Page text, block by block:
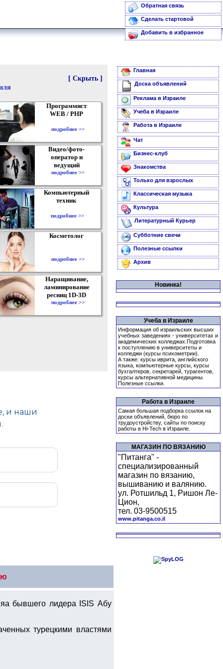
Обратная связь
Сделать стартовой
Добавить в избранное
[ Скрыть ]
Программист
WEB / PHP
подробнее >>
Видео/фото-
оператор и
ведущий
подробнее >>
Компьютерный
техник
подробнее >>
Косметолог
подробнее >>
Наращивание,
ламинирование
ресниц 1D-3D
подробнее >>
бывшего лидера ISIS Абу
турецкими властями
Главная
Доска объявлений
Реклама в Израиле
Учеба в Израиле
Работа в Израиле
Чат
Бизнес-клуб
Знакомства
Только для взрослых
Классическая музыка
Культура
Литературный Курьер
Субботние свечи
Полезные ссылки
Архив
Новинка!
Учеба в Израиле
Информация об израильских высших
учебных заведениях - университетах и
академических колледжах.Подготовка
к поступлению в университеты и
колледжи (курсы психометрии).
А также: курсы иврита, английского
языка, компьютерные курсы, курсы
бухгалтеров, секретарей, турагентов,
курсы альтернативной медицины.
Полезные ссылки.
Работа в Израиле
Самая большая подборка ссылок на
доски объявлений, бюро по
трудоустройству, сайты по поиску
работы в Hi-Tech в Израиле.
МАГАЗИН ПО ВЯЗАНИЮ
"Питанга" -
специализированный
магазин по вязанию,
вышиванию и валянию.
ул. Ротшильд 1, Ришон Ле-
Цион,
тел. 03-9500515
www.pitanga.co.il